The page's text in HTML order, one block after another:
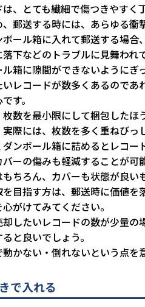
は、とても繊細で傷つきやすく
郵送する時には、あらゆる衝
ボール箱に入れて郵送する場合
下などのトラブルに見舞われ
箱に隙間ができないようにぎ
いレコードが数多くあるので
す。
数を最小限にして梱包したほ
実際には、枚数を多く重ねびっ
ンボール箱に詰めるとレコー
ーの傷みも軽減することが可
ちろん、カバーも状態が良い
目指す方は、郵送時に価値
がけてみてください。
却したいレコードの数が少量
と良いでしょう。
かない・倒れないという点を
で入れる